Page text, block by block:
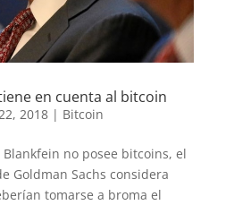
en cuenta al bitcoin
2018| Bitcoin
no posee bitcoins, el
Goldman Sachs considera
tomarse a broma el